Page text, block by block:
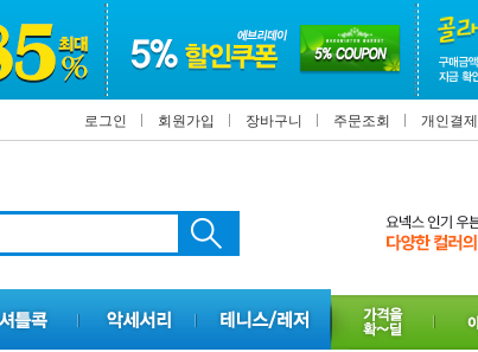
로그인 회원가입 장바구니 주문조회 개인결제